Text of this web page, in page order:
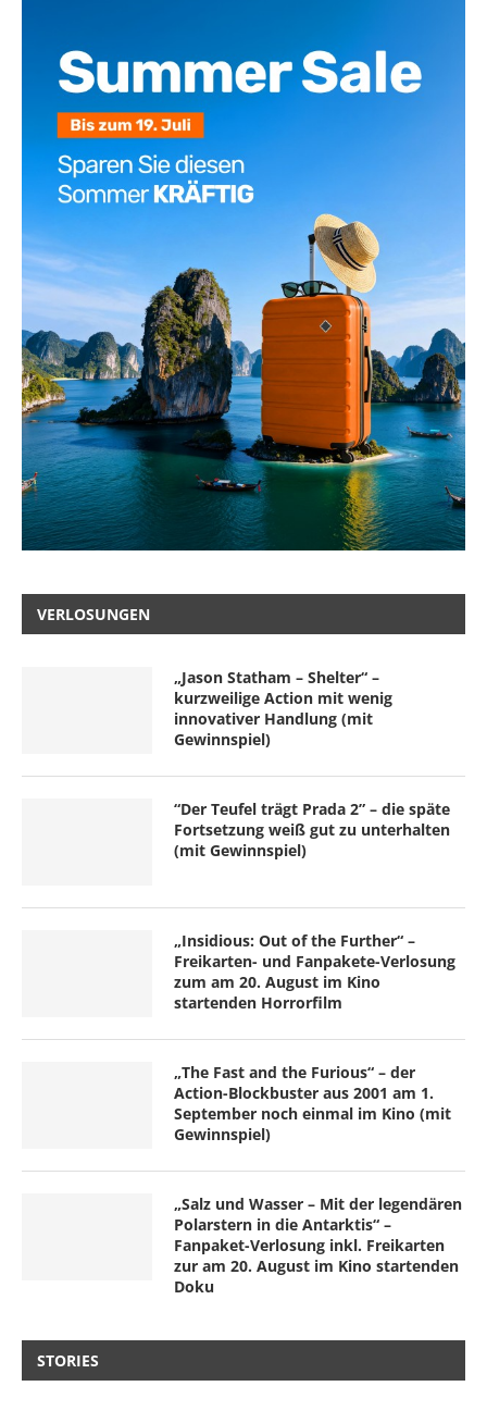
VERLOSUNGEN
„Jason Statham – Shelter“ –
kurzweilige Action mit wenig
innovativer Handlung (mit
Gewinnspiel)
“Der Teufel trägt Prada 2” – die späte
Fortsetzung weiß gut zu unterhalten
(mit Gewinnspiel)
„Insidious: Out of the Further“ –
Freikarten- und Fanpakete-Verlosung
zum am 20. August im Kino
startenden Horrorfilm
„The Fast and the Furious“ – der
Action-Blockbuster aus 2001 am 1.
September noch einmal im Kino (mit
Gewinnspiel)
„Salz und Wasser – Mit der legendären
Polarstern in die Antarktis“ –
Fanpaket-Verlosung inkl. Freikarten
zur am 20. August im Kino startenden
Doku
STORIES